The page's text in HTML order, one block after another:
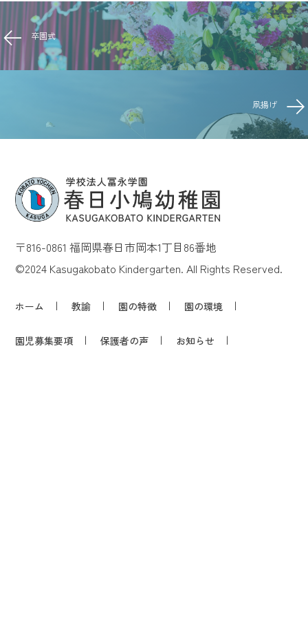
凧揚げ
卒園式
〒816-0861 福岡県春日市岡本1丁目86番地
©2024 Kasugakobato Kindergarten. All Rights Reserved.
ホーム 教諭 園の特徴 園の環境
園児募集要項 保護者の声 お知らせ